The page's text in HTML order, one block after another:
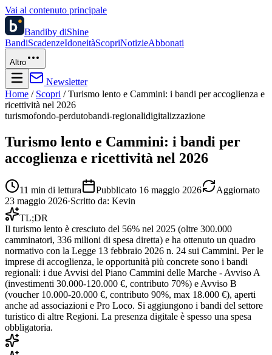
Vai al contenuto principale
Bandiby diShine
BandiScadenzeIdoneitàScopriNotizieAbbonati
Altro
Newsletter
Home / Scopri / Turismo lento e Cammini: i bandi per accoglienza e
ricettività nel 2026
turismofondo-perdutobandi-regionalidigitalizzazione
Turismo lento e Cammini: i bandi per
accoglienza e ricettività nel 2026
11 min di lettura Pubblicato 16 maggio 2026
Aggiornato
23 maggio 2026·Scritto da: Kevin
TL;DR
Il turismo lento è cresciuto del 56% nel 2025 (oltre 300.000
camminatori, 336 milioni di spesa diretta) e ha ottenuto un quadro
normativo con la Legge 13 febbraio 2026 n. 24 sui Cammini. Per le
imprese di accoglienza, le opportunità più concrete sono i bandi
regionali: i due Avvisi del Piano Cammini delle Marche - Avviso A
(investimenti 30.000-120.000 €, contributo 70%) e Avviso B
(voucher 10.000-20.000 €, contributo 90%, max 18.000 €), aperti
anche ad associazioni e Pro Loco. Si aggiungono i bandi del settore
turistico di altre Regioni. La presenza digitale è spesso una spesa
obbligatoria.